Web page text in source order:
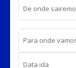
De onde
Para onde
Data ida